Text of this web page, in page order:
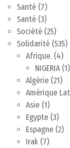
Santé (7)
Santé (3)
Société (25)
Solidarité (535)
Afrique. (4)
NIGERIA(1)
Algérie (21)
Amérique
Asie (1)
Egypte (3)
Espagne (2)
Irak (7)